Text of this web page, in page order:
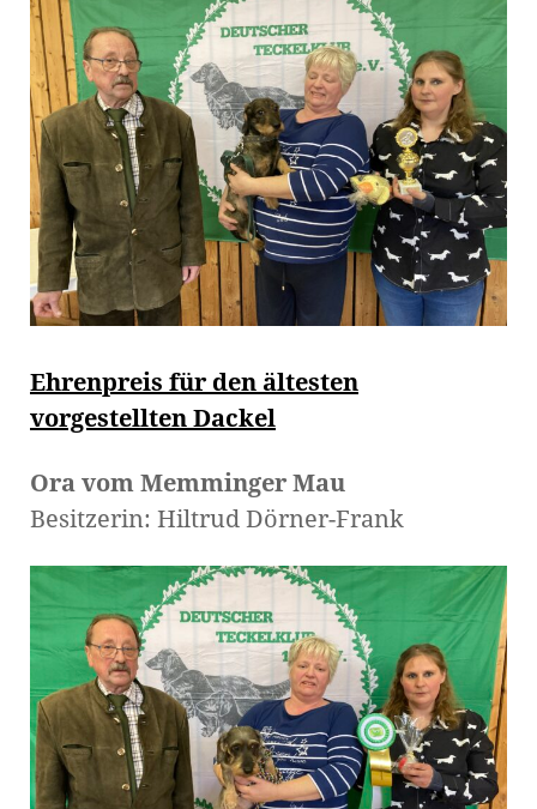
Ehrenpreis für den ältesten
vorgestellten Dackel
Ora vom Memminger Mau
Besitzerin: Hiltrud Dörner-Frank